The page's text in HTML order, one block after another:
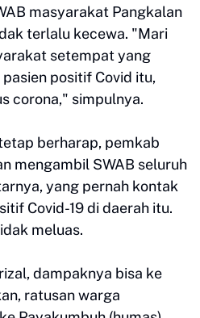
masyarakat Pangkalan
terlalu kecewa. "Mari
setempat yang
positif Covid itu,
corona," simpulnya.
berharap, pemkab
mengambil SWAB seluruh
yang pernah kontak
Covid-19 di daerah itu.
meluas.
dampaknya bisa ke
ratusan warga